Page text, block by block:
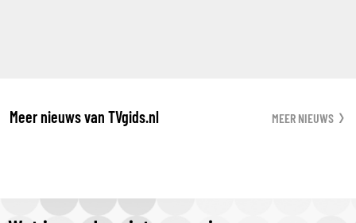
Meer nieuws van TVgids.nl MEER NIEUWS